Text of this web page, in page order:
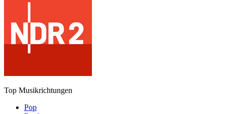
Top Musikrichtungen
Pop